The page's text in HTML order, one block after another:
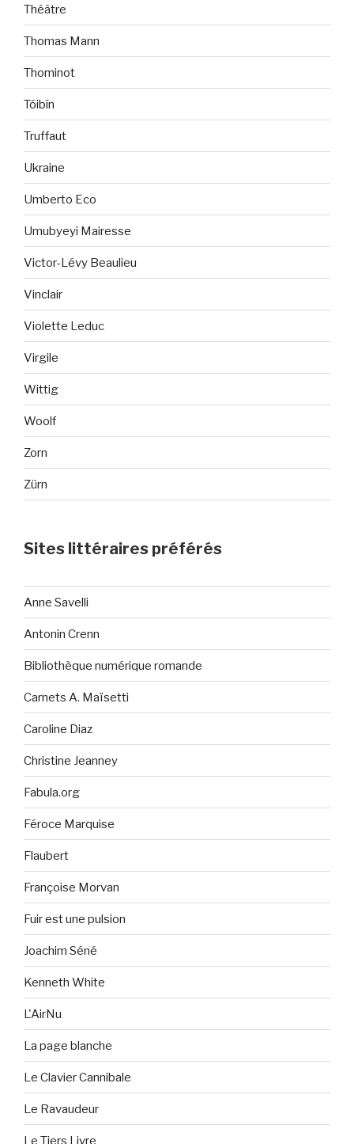
Théâtre
Thomas Mann
Thominot
Tóibín
Truffaut
Ukraine
Umberto Eco
Umubyeyi Mairesse
Victor-Lévy Beaulieu
Vinclair
Violette Leduc
Virgile
Wittig
Woolf
Zorn
Zürn
Sites littéraires préférés
Anne Savelli
Antonin Crenn
Bibliothèque numérique romande
Carnets A. Maïsetti
Caroline Diaz
Christine Jeanney
Fabula.org
Féroce Marquise
Flaubert
Françoise Morvan
Fuir est une pulsion
Joachim Séné
Kenneth White
L'AirNu
La page blanche
Le Clavier Cannibale
Le Ravaudeur
Le Tiers Livre